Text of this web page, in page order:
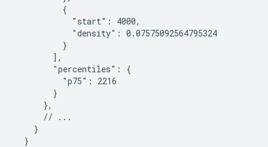
          {
            "start": 4000,
            "density": 0.07575092564795324
          }
        ],
        "percentiles": {
          "p75": 2216
        }
      },
      // ...
    }
  }